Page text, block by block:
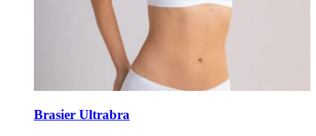
Brasier Ultrabra